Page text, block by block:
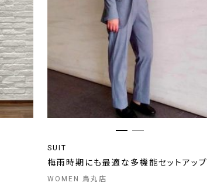
SUIT
梅雨時期にも最適な多機能セットアップ
WOMEN 烏丸店